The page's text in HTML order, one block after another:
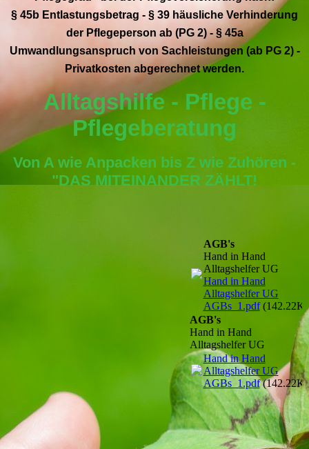
§ 45b Entlastungsbetrag - § 39 häusliche Verhinderung
der Pflegeperson ab (PG 2) - § 45a
Umwandlungsanspruch von Sachleistungen (ab PG 2) -
Privatkosten abgerechnet werden.
Alltagshilfe - Pflege -
Pflegeberatung
Von A wie Anpacken bis Z wie Zuhören -
"DAS MITEINANDER ZÄHLT!
AGB's
Hand in Hand
Alltagshelfer UG
Hand in Hand
Alltagshelfer UG
AGBs_1.pdf
AGB's
Hand in Hand
Alltagshelfer UG
Hand in Hand
Alltagshelfer UG
AGBs_1.pdf